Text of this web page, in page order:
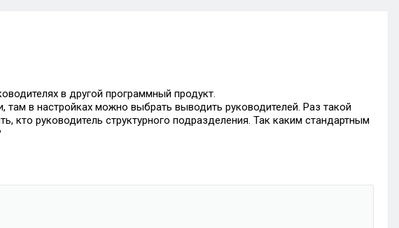
в другой программный продукт.
там в настройках можно выбрать выводить руководителей. Раз такой
кто руководитель структурного подразделения. Так каким стандартным